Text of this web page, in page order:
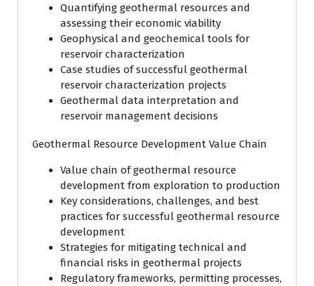
Quantifying geothermal resources and
assessing their economic viability
Geophysical and geochemical tools for
reservoir characterization
Case studies of successful geothermal
reservoir characterization projects
Geothermal data interpretation and
reservoir management decisions
Geothermal Resource Development Value Chain
Value chain of geothermal resource
development from exploration to production
Key considerations, challenges, and best
practices for successful geothermal resource
development
Strategies for mitigating technical and
financial risks in geothermal projects
Regulatory frameworks, permitting processes,